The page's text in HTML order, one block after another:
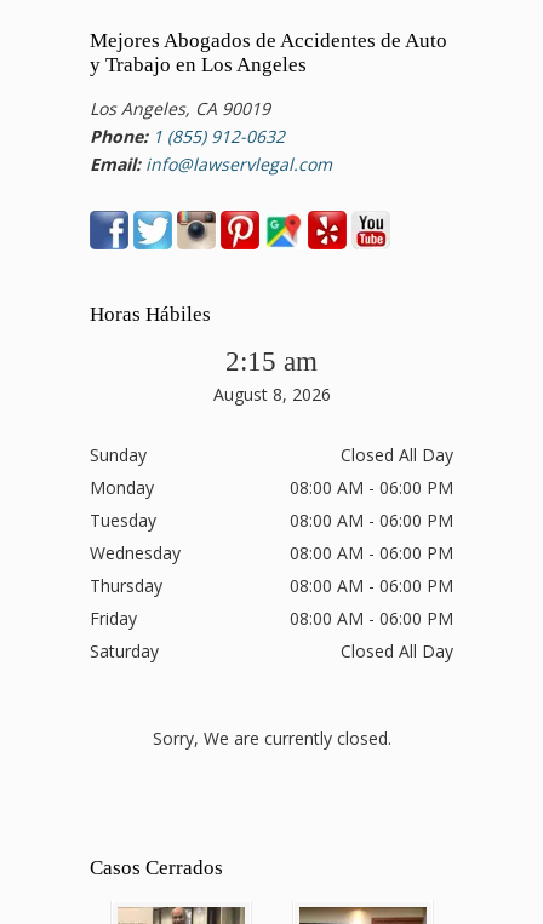
Mejores Abogados de Accidentes de Auto
y Trabajo en Los Angeles
Los Angeles, CA 90019
Phone: 1 (855) 912-0632
Email: info@lawservlegal.com
Horas Hábiles
2:15 am
August 8, 2026
Sunday
Closed All Day
Monday
08:00 AM - 06:00 PM
Tuesday
08:00 AM - 06:00 PM
Wednesday
08:00 AM - 06:00 PM
Thursday
08:00 AM - 06:00 PM
Friday
08:00 AM - 06:00 PM
Saturday
Closed All Day
Sorry, We are currently closed.
Casos Cerrados